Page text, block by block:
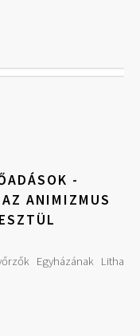
-
ANIMIZMUS
Egyházának Litha